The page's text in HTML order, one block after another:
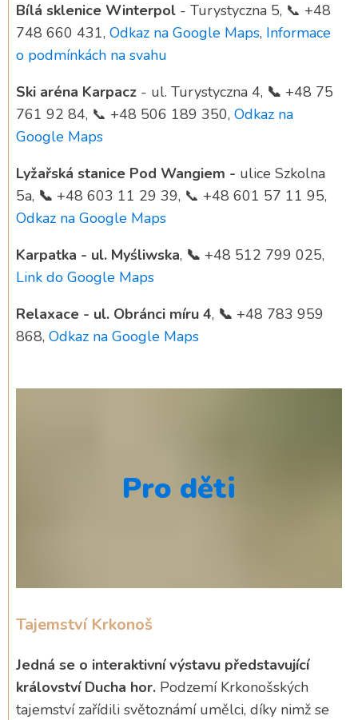
Bílá sklenice Winterpol - Turystyczna 5, 📞 +48
748 660 431, Odkaz na Google Maps, Informace
o podmínkách na svahu
Ski aréna Karpacz - ul. Turystyczna 4, 📞 +48 75
761 92 84, 📞 +48 506 189 350, Odkaz na
Google Maps
Lyžařská stanice Pod Wangiem - ulice Szkolna
5a, 📞 +48 603 11 29 39, 📞 +48 601 57 11 95,
Odkaz na Google Maps
Karpatka - ul. Myśliwska, 📞 +48 512 799 025,
Link do Google Maps
Relaxace - ul. Obránci míru 4, 📞 +48 783 959
868, Odkaz na Google Maps
Pro děti
Tajemství Krkonoš
Jedná se o interaktivní výstavu představující
království Ducha hor. Podzemí Krkonošských
tajemství zařídili světoznámí umělci, díky nimž se